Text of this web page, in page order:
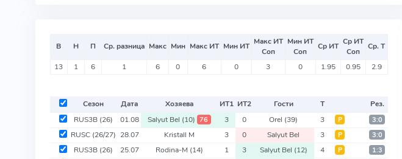
В Н П Ср. разница Макс Мин Макс ИТ Мин ИТ Макс ИТ
Соп
Мин ИТ
Соп
Ср ИТ Ср ИТ
Соп
Ср. Т
13 1 6 1 6 0 6 0 3 0 1.95 0.95 2.9
Сезон Дата Хозяева ИТ1 ИТ2 Гости Т
Рез.
RUS3B (26) 01.08 Salyut Bel (10) 76 3 0 Orel (39) 3 Р 3:0
RUSC (26/27) 28.07 Kristall M 3 0 Salyut Bel 3 Р 3:0
RUS3B (26) 25.07 Rodina-M (14) 1 3 Salyut Bel (12) 4 Р 1:3